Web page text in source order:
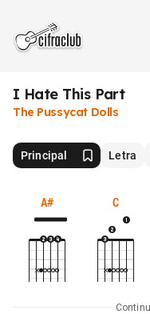
I Hate This Part
The Pussycat Dolls
Principal Letra
A# C